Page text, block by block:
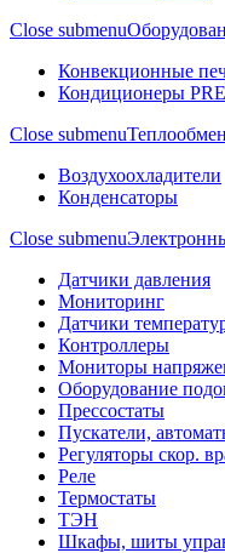
Close submenu
Конвекционные
Кондиционеры
Close submenu
Воздухоохладители
Конденсаторы
Close submenu
Датчики давления
Мониторинг
Датчики
Контроллеры
Мониторы
Оборудование
Прессостаты
Пускатели,
Регуляторы скор.
Реле
Термостаты
ТЭН
Шкафы, шиты